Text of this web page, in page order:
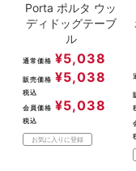
Porta ポルタ ウッ
ディドッグテーブ
ル
通常価格 ¥5,038
販売価格 ¥5,038
税込
会員価格 ¥5,038
税込
お気に入りに登録